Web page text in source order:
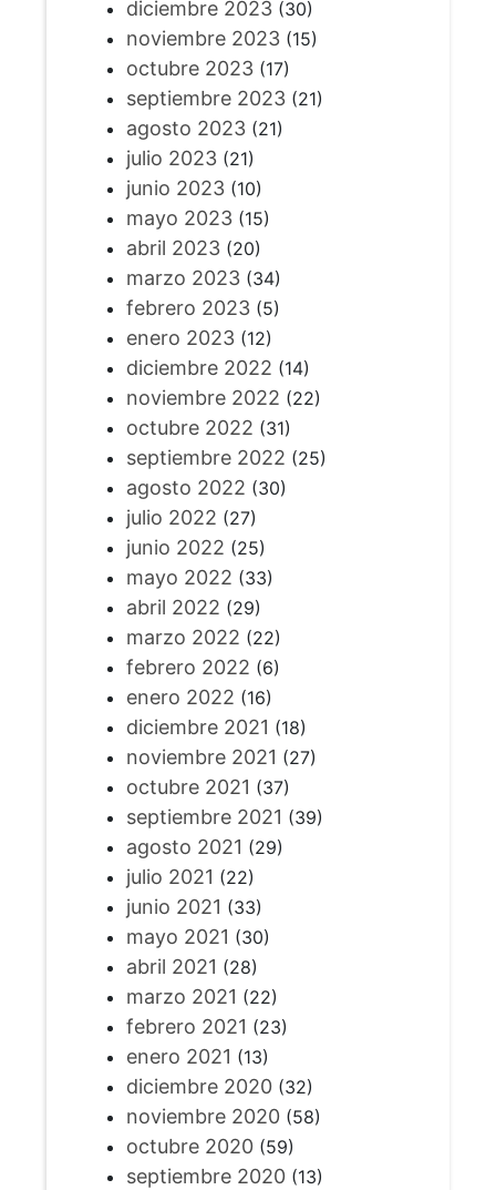
diciembre 2023(30)
noviembre 2023(15)
octubre 2023(17)
septiembre 2023(21)
agosto 2023(21)
julio 2023(21)
junio 2023(10)
mayo 2023(15)
abril 2023(20)
marzo 2023(34)
febrero 2023(5)
enero 2023(12)
diciembre 2022 (14)
noviembre 2022 (22)
octubre 2022 (31)
septiembre 2022 (25)
agosto 2022 (30)
julio 2022 (27)
junio 2022 (25)
mayo 2022 (33)
abril 2022 (29)
marzo 2022 (22)
febrero 2022 (6)
enero 2022 (16)
diciembre 2021 (18)
noviembre 2021 (27)
octubre 2021 (37)
septiembre 2021 (39)
agosto 2021 (29)
julio 2021 (22)
junio 2021 (33)
mayo 2021 (30)
abril 2021 (28)
marzo 2021 (22)
febrero 2021 (23)
enero 2021 (13)
diciembre 2020(32)
noviembre 2020(58)
octubre 2020(59)
septiembre 2020(13)